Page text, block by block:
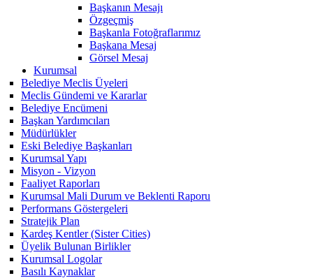
Başkanın Mesajı
Özgeçmiş
Başkanla Fotoğraflarımız
Başkana Mesaj
Görsel Mesaj
Kurumsal
Belediye Meclis Üyeleri
Meclis Gündemi ve Kararlar
Belediye Encümeni
Başkan Yardımcıları
Müdürlükler
Eski Belediye Başkanları
Kurumsal Yapı
Misyon - Vizyon
Faaliyet Raporları
Kurumsal Mali Durum ve Beklenti Raporu
Performans Göstergeleri
Stratejik Plan
Kardeş Kentler (Sister Cities)
Üyelik Bulunan Birlikler
Kurumsal Logolar
Basılı Kaynaklar